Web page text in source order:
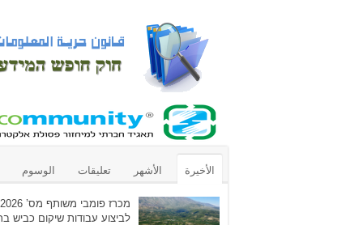
الأخيرة الأشهر تعليقات الوسوم
מכרז פומבי
לביצוע עבודות שיקום כביש